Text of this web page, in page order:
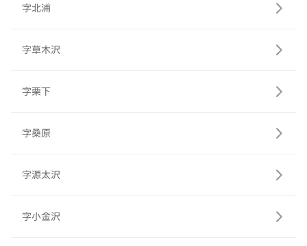
字北浦
字草木沢
字栗下
字桑原
字源太沢
字小金沢